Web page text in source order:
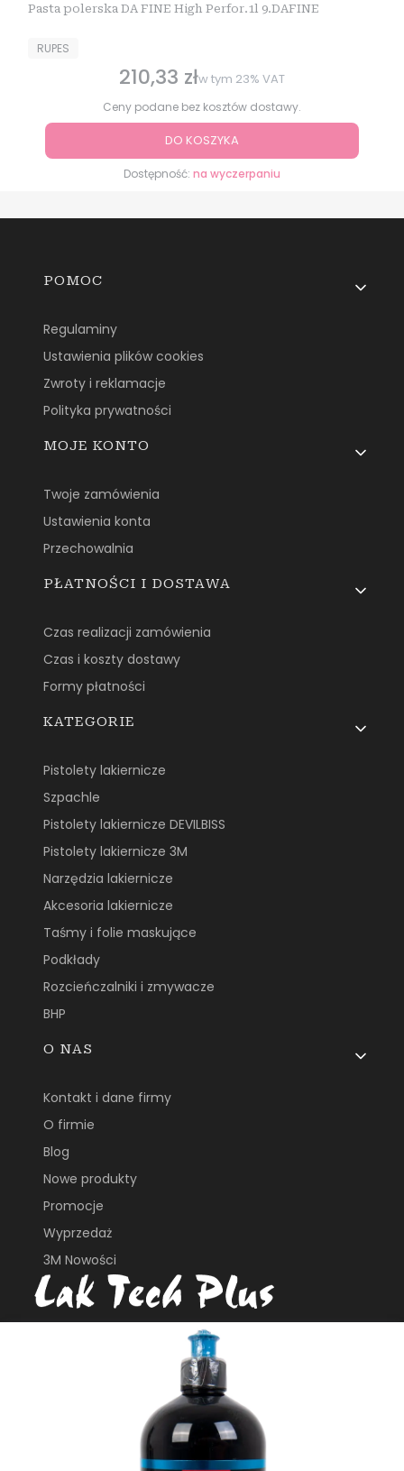
Pasta polerska DA FINE High Perfor.1l 9.DAFINE
PRODUCENT
RUPES
Cena brutto
210,33 złw tym 23% VAT
Ceny podane bez kosztów dostawy.
DO KOSZYKA
Dostępność: na wyczerpaniu
Linki w stopce
POMOC
Regulaminy
Ustawienia plików cookies
Zwroty i reklamacje
Polityka prywatności
MOJE KONTO
Twoje zamówienia
Ustawienia konta
Przechowalnia
PŁATNOŚCI I DOSTAWA
Czas realizacji zamówienia
Czas i koszty dostawy
Formy płatności
KATEGORIE
Pistolety lakiernicze
Szpachle
Pistolety lakiernicze DEVILBISS
Pistolety lakiernicze 3M
Narzędzia lakiernicze
Akcesoria lakiernicze
Taśmy i folie maskujące
Podkłady
Rozcieńczalniki i zmywacze
BHP
O NAS
Kontakt i dane firmy
O firmie
Blog
Nowe produkty
Promocje
Wyprzedaż
3M Nowości
e_biuro@laktech.pl